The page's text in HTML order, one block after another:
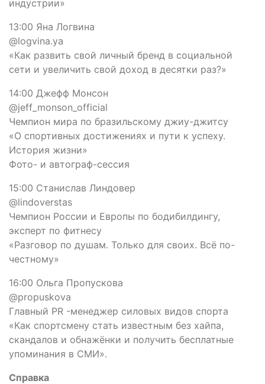
индустрии»
13:00 Яна Логвина
@logvina.ya
«Как развить свой личный бренд в социальной
сети и увеличить свой доход в десятки раз?»
14:00 Джефф Монсон
@jeff_monson_official
Чемпион мира по бразильскому джиу-джитсу
«О спортивных достижениях и пути к успеху.
История жизни»
Фото- и автограф-сессия
15:00 Станислав Линдовер
@lindoverstas
Чемпион России и Европы по бодибилдингу,
эксперт по фитнесу
«Разговор по душам. Только для своих. Всё по-
честному»
16:00 Ольга Пропускова
@propuskova
Главный PR -менеджер силовых видов спорта
«Как спортсмену стать известным без хайпа,
скандалов и обнажёнки и получить бесплатные
упоминания в СМИ».
Справка